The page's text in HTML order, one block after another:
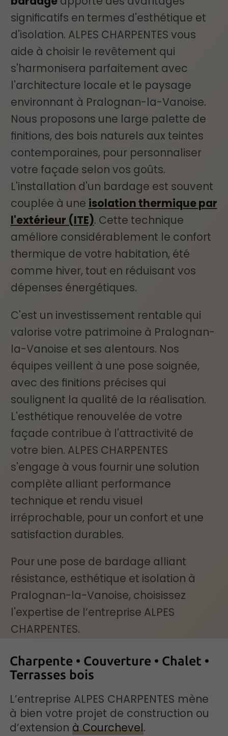
significatifs en termes d'esthétique et
d'isolation. ALPES CHARPENTES vous
aide à choisir le revêtement qui
s'harmonisera parfaitement avec
l'architecture locale et le paysage
environnant à Pralognan-la-Vanoise.
Nous proposons une large palette de
finitions, des bois naturels aux teintes
contemporaines, pour personnaliser
votre façade selon vos goûts.
L'installation d'un bardage est souvent
couplée à une isolation thermique par
l'extérieur (ITE). Cette technique
améliore considérablement le confort
thermique de votre habitation, été
comme hiver, tout en réduisant vos
dépenses énergétiques.
C'est un investissement rentable qui
valorise votre patrimoine à Pralognan-
la-Vanoise et ses alentours. Nos
équipes veillent à une pose soignée,
avec des finitions précises qui
soulignent la qualité de la réalisation.
L'esthétique renouvelée de votre
façade contribue à l'attractivité de
votre bien. ALPES CHARPENTES
s'engage à vous fournir une solution
complète alliant performance
technique et rendu visuel
irréprochable, pour un confort et une
satisfaction durables.
Pour une pose de bardage alliant
résistance, esthétique et isolation à
Pralognan-la-Vanoise, choisissez
l'expertise de l’entreprise ALPES
CHARPENTES.
Charpente • Couverture • Chalet •
Terrasses bois
L’entreprise ALPES CHARPENTES mène
à bien votre projet de construction ou
d’extensionà Courchevel.